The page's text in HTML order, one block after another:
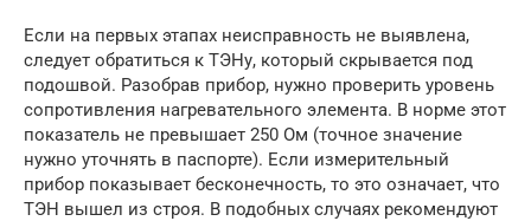
Если на первых этапах неисправность не выявлена,
следует обратиться к ТЭНу, который скрывается под
подошвой. Разобрав прибор, нужно проверить уровень
сопротивления нагревательного элемента. В норме этот
показатель не превышает 250 Ом (точное значение
нужно уточнять в паспорте). Если измерительный
прибор показывает бесконечность, то это означает, что
ТЭН вышел из строя. В подобных случаях рекомендуют